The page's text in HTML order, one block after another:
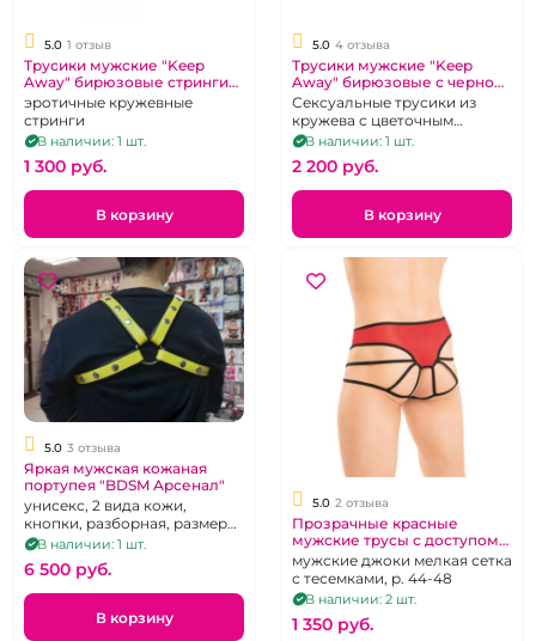
5.0 1 отзыв
Трусики мужские "Keep
Away" бирюзовые стринги
44
эротичные кружевные
стринги
В наличии: 1 шт.
1 300 pуб.
В корзину
5.0 4 отзыва
Трусики мужские "Keep
Away" бирюзовые с черной
окантовкой 44
Сексуальные трусики из
кружева с цветочным
рисунком.Размер 44
В наличии: 1 шт.
2 200 pуб.
В корзину
5.0 3 отзыва
Яркая мужская кожаная
портупея "BDSM Арсенал"
унисекс, 2 вида кожи,
кнопки, разборная, размер
44-54 / S-L
В наличии: 1 шт.
6 500 pуб.
В корзину
5.0 2 отзыва
Прозрачные красные
мужские трусы с доступом
"FlirtOn"
мужские джоки мелкая сетка
с тесемками, р. 44-48
В наличии: 2 шт.
1 350 pуб.